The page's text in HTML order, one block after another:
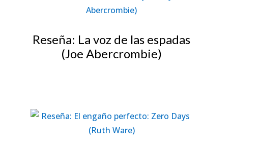
Reseña: La voz de las espadas
(Joe Abercrombie)